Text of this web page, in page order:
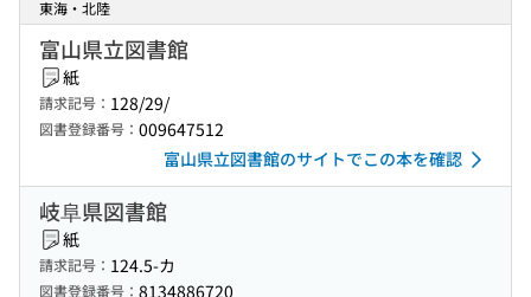
東海・北陸
富山県立図書館
紙
請求記号： 128/29/
図書登録番号： 009647512
富山県立図書館のサイトでこの本を確認
岐阜県図書館
紙
請求記号： 124.5-カ
図書登録番号： 8134886720